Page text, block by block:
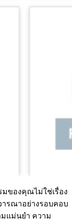
ของคุณไม่ใช่เรื่อง
ารณาอย่างรอบคอบ
แม่นยำ ความ